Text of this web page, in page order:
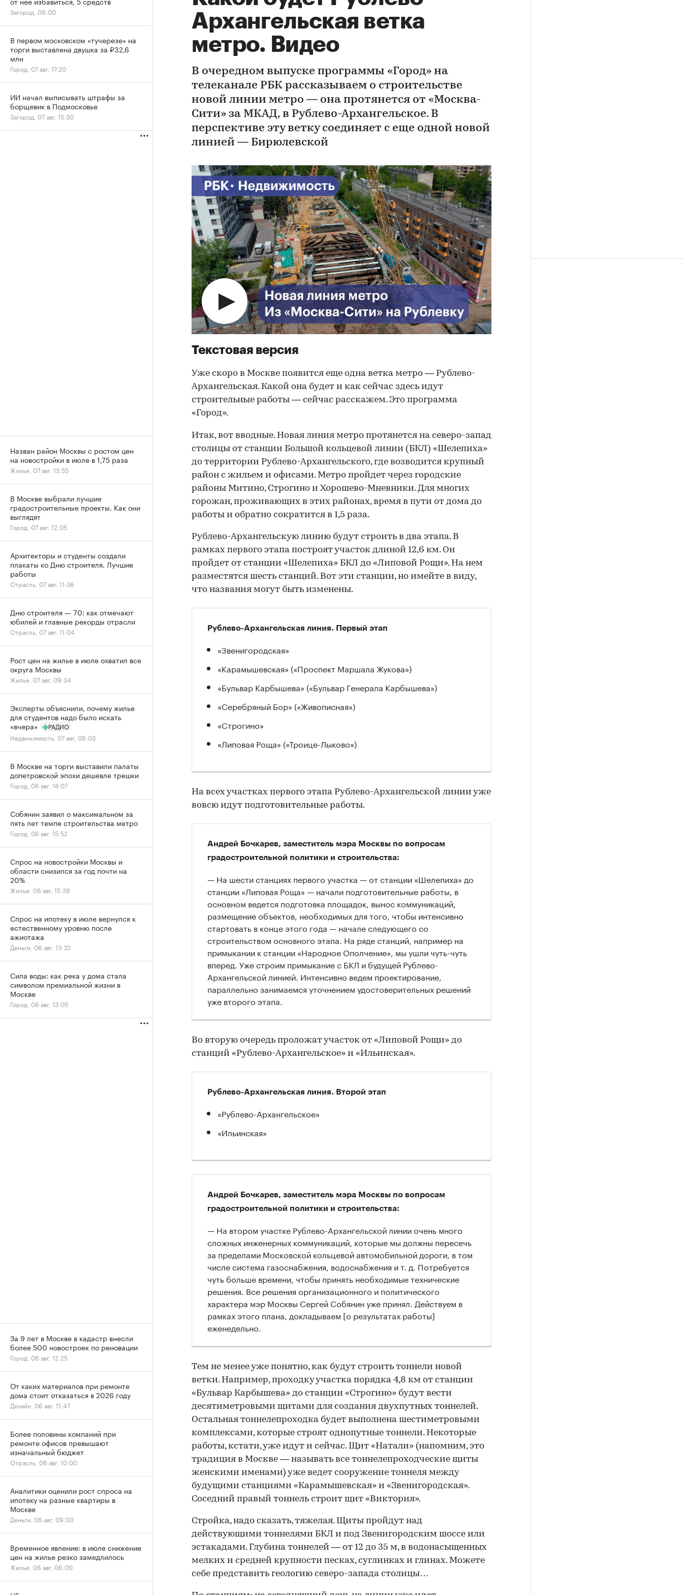
Архангельская ветка
метро. Видео
В очередном выпуске программы «Город» на
телеканале РБК рассказываем о строительстве
новой линии метро — она протянется от «Москва-
Сити» за МКАД, в Рублево-Архангельское. В
перспективе эту ветку соединяет с еще одной новой
линией — Бирюлевской
Текстовая версия
Уже скоро в Москве появится еще одна ветка метро — Рублево-
Архангельская. Какой она будет и как сейчас здесь идут
строительные работы — сейчас расскажем. Это программа
«Город».
00:00
Итак, вот вводные. Новая линия метро протянется на северо-запад
столицы от станции Большой кольцевой линии (БКЛ) «Шелепиха»
до территории Рублево-Архангельского, где возводится крупный
район с жильем и офисами. Метро пройдет через городские
районы Митино, Строгино и Хорошево-Мневники. Для многих
горожан, проживающих в этих районах, время в пути от дома до
работы и обратно сократится в 1,5 раза.
Рублево-Архангельскую линию будут строить в два этапа. В
рамках первого этапа построят участок длиной 12,6 км. Он
пройдет от станции «Шелепиха» БКЛ до «Липовой Рощи». На нем
разместятся шесть станций. Вот эти станции, но имейте в виду,
что названия могут быть изменены.
Рублево-Архангельская линия. Первый этап
«Звенигородская»
«Карамышевская» («Проспект Маршала Жукова»)
«Бульвар Карбышева» («Бульвар Генерала Карбышева»)
«Серебряный Бор» («Живописная»)
«Строгино»
«Липовая Роща» («Троице-Лыково»)
На всех участках первого этапа Рублево-Архангельской линии уже
вовсю идут подготовительные работы.
Андрей Бочкарев, заместитель мэра Москвы по вопросам
градостроительной политики и строительства:
— На шести станциях первого участка — от станции «Шелепиха» до
станции «Липовая Роща» — начали подготовительные работы, в
основном ведется подготовка площадок, вынос коммуникаций,
размещение объектов, необходимых для того, чтобы интенсивно
стартовать в конце этого года — начале следующего со
строительством основного этапа. На ряде станций, например на
примыкании к станции «Народное Ополчение», мы ушли чуть-чуть
вперед. Уже строим примыкание с БКЛ и будущей Рублево-
Архангельской линией. Интенсивно ведем проектирование,
параллельно занимаемся уточнением удостоверительных решений
уже второго этапа.
Во вторую очередь проложат участок от «Липовой Рощи» до
станций «Рублево-Архангельское» и «Ильинская».
Рублево-Архангельская линия. Второй этап
«Рублево-Архангельское»
«Ильинская»
Андрей Бочкарев, заместитель мэра Москвы по вопросам
градостроительной политики и строительства:
— На втором участке Рублево-Архангельской линии очень много
сложных инженерных коммуникаций, которые мы должны пересечь
за пределами Московской кольцевой автомобильной дороги, в том
числе система газоснабжения, водоснабжения и т. д. Потребуется
чуть больше времени, чтобы принять необходимые технические
решения. Все решения организационного и политического
характера мэр Москвы Сергей Собянин уже принял. Действуем в
рамках этого плана, докладываем [о результатах работы]
еженедельно.
Тем не менее уже понятно, как будут строить тоннели новой
ветки. Например, проходку участка порядка 4,8 км от станции
«Бульвар Карбышева» до станции «Строгино» будут вести
десятиметровыми щитами для создания двухпутных тоннелей.
Остальная тоннелепроходка будет выполнена шестиметровыми
комплексами, которые строят однопутные тоннели. Некоторые
работы, кстати, уже идут и сейчас. Щит «Натали» (напомним, это
традиция в Москве — называть все тоннелепроходческие щиты
женскими именами) уже ведет сооружение тоннеля между
будущими станциями «Карамышевская» и «Звенигородская».
Соседний правый тоннель строит щит «Виктория».
Стройка, надо сказать, тяжелая. Щиты пройдут над
действующими тоннелями БКЛ и под Звенигородским шоссе или
эстакадами. Глубина тоннелей — от 12 до 35 м, в водонасыщенных
мелких и средней крупности песках, суглинках и глинах. Можете
себе представить геологию северо-запада столицы…
Загород, 09:00
В первом московском «тучерезе» на
торги выставлена двушка за ₽32,6
млн
Город, 07 авг, 17:20
ИИ начал выписывать штрафы за
борщевик в Подмосковье
Загород, 07 авг, 15:30
Назван район Москвы с ростом цен
на новостройки в июле в 1,75 раза
Жилье, 07 авг, 13:55
В Москве выбрали лучшие
градостроительные проекты. Как они
выглядят
Город, 07 авг, 12:05
Архитекторы и студенты создали
плакаты ко Дню строителя. Лучшие
работы
Отрасль, 07 авг, 11:36
Дню строителя — 70: как отмечают
юбилей и главные рекорды отрасли
Отрасль, 07 авг, 11:04
Рост цен на жилье в июле охватил все
округа Москвы
Жилье, 07 авг, 09:34
Эксперты объяснили, почему жилье
для студентов надо было искать
«вчера»
РАДИО
Недвижимость, 07 авг, 09:03
В Москве на торги выставили палаты
допетровской эпохи дешевле трешки
Город, 06 авг, 18:07
Собянин заявил о максимальном за
пять лет темпе строительства метро
Город, 06 авг, 15:52
Спрос на новостройки Москвы и
области снизился за год почти на
20%
Жилье, 06 авг, 15:39
Спрос на ипотеку в июле вернулся к
естественному уровню после
ажиотажа
Деньги, 06 авг, 13:32
Сила воды: как река у дома стала
символом премиальной жизни в
Москве
Город, 06 авг, 13:05
За 9 лет в Москве в кадастр внесли
более 500 новостроек по реновации
Город, 06 авг, 12:25
От каких материалов при ремонте
дома стоит отказаться в 2026 году
Дизайн, 06 авг, 11:47
Более половины компаний при
ремонте офисов превышают
изначальный бюджет
Отрасль, 06 авг, 10:00
Аналитики оценили рост спроса на
ипотеку на разные квартиры в
Москве
Деньги, 06 авг, 09:00
Временное явление: в июле снижение
цен на жилье резко замедлилось
Жилье, 06 авг, 06:00